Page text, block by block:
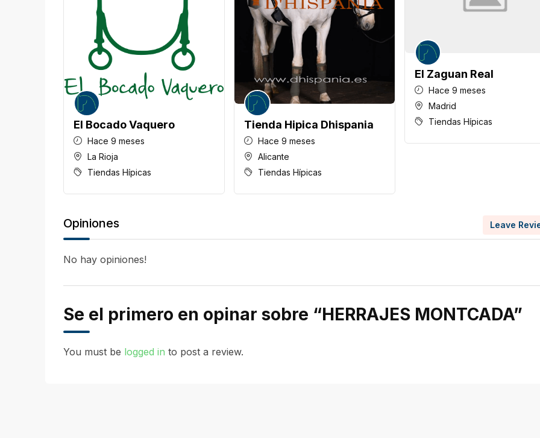
El Bocado Vaquero
Hace 9 meses
La Rioja
Tiendas Hípicas
Tienda Hipica Dhispania
Hace 9 meses
Alicante
Tiendas Hípicas
El Zaguan Real
Hace 9 meses
Madrid
Tiendas Hípicas
Opiniones Leave
No hay opiniones!
Se el primero en opinar sobre “HERRAJES MONTCADA”
You must be logged in to post a review.